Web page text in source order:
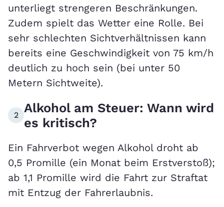
unterliegt strengeren Beschränkungen.
Zudem spielt das Wetter eine Rolle. Bei
sehr schlechten Sichtverhältnissen kann
bereits eine Geschwindigkeit von 75 km/h
deutlich zu hoch sein (bei unter 50
Metern Sichtweite).
2
Alkohol am Steuer: Wann wird
es kritisch?
Ein Fahrverbot wegen Alkohol droht ab
0,5 Promille (ein Monat beim Erstverstoß);
ab 1,1 Promille wird die Fahrt zur Straftat
mit Entzug der Fahrerlaubnis.